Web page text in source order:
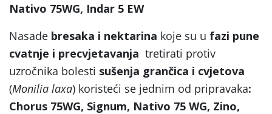
Nativo 75WG, Indar 5 EW
Nasade bresaka i nektarina koje su u fazi pune
cvatnje i precvjetavanja tretirati protiv
uzročnika bolesti sušenja grančica i cvjetova
(Monilia laxa) koristeći se jednim od pripravaka:
Chorus 75WG, Signum, Nativo 75 WG, Zino,